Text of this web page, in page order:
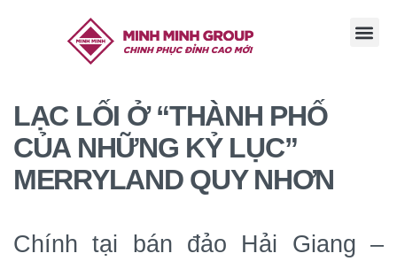
LẠC LỐI Ở “THÀNH PHỐ
CỦA NHỮNG KỶ LỤC”
MERRYLAND QUY NHƠN
Chính tại bán đảo Hải Giang –